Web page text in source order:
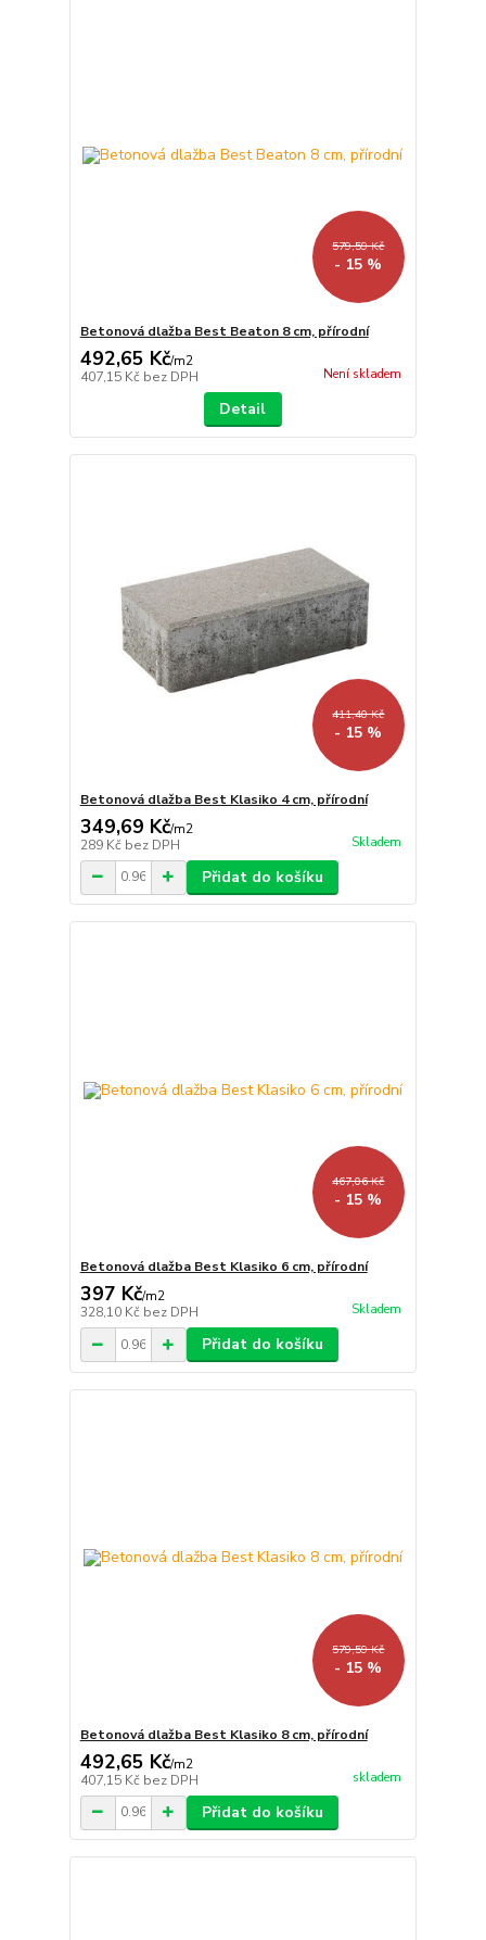
579,59 Kč
- 15 %
Betonová dlažba Best Beaton 8 cm, přírodní
492,65 Kč/m2
407,15 Kč bez DPH Není skladem
Detail
411,40 Kč
- 15 %
Betonová dlažba Best Klasiko 4 cm, přírodní
349,69 Kč/m2
289 Kč bez DPH Skladem
Přidat do košíku
467,06 Kč
- 15 %
Betonová dlažba Best Klasiko 6 cm, přírodní
397 Kč/m2
328,10 Kč bez DPH Skladem
Přidat do košíku
579,59 Kč
- 15 %
Betonová dlažba Best Klasiko 8 cm, přírodní
492,65 Kč/m2
407,15 Kč bez DPH skladem
Přidat do košíku